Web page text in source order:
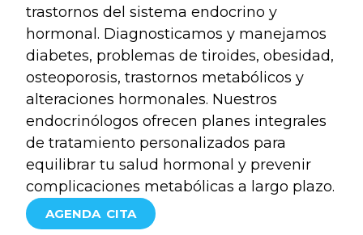
trastornos del sistema endocrino y
hormonal. Diagnosticamos y manejamos
diabetes, problemas de tiroides, obesidad,
osteoporosis, trastornos metabólicos y
alteraciones hormonales. Nuestros
endocrinólogos ofrecen planes integrales
de tratamiento personalizados para
equilibrar tu salud hormonal y prevenir
complicaciones metabólicas a largo plazo.
AGENDA CITA